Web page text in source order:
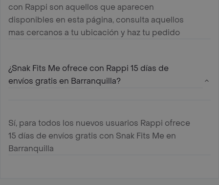
con Rappi son aquellos que aparecen
disponibles en esta página, consulta aquellos
mas cercanos a tu ubicación y haz tu pedido
¿Snak Fits Me ofrece con Rappi 15 días de
envíos gratis en Barranquilla?
Sí, para todos los nuevos usuarios Rappi ofrece
15 días de envíos gratis con Snak Fits Me en
Barranquilla